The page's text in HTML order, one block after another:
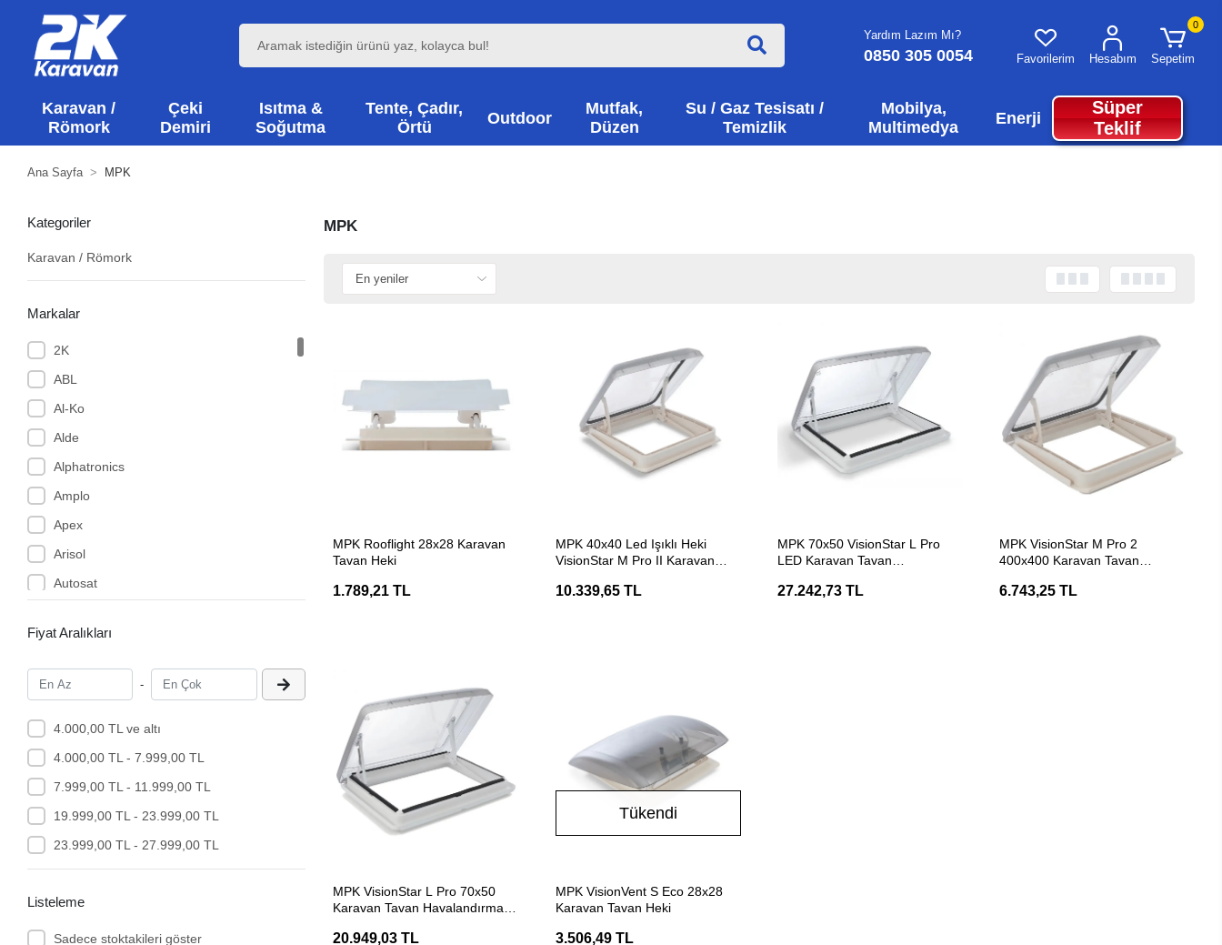
Yardım Lazım Mı?
0850 305 0054 Favorilerim Hesabım
0
Sepetim
Karavan /
Römork
Çeki
Demiri
Isıtma &
Soğutma
Tente, Çadır,
Örtü
Outdoor
Mutfak,
Düzen
Su / Gaz Tesisatı /
Temizlik
Mobilya,
Multimedya
Enerji
Süper
Teklif
Ana Sayfa MPK
Kategoriler
Karavan / Römork
Markalar
2K
ABL
Al-Ko
Alde
Alphatronics
Amplo
Apex
Arisol
Autosat
Axen
AYGAZ
B-Fresh
Babarvy
Badé
Baldacci
Barwig
Benteler
Berhimi
Berliner
Bio
Fiyat Aralıkları
-
4.000,00 TL ve altı
4.000,00 TL - 7.999,00 TL
7.999,00 TL - 11.999,00 TL
19.999,00 TL - 23.999,00 TL
23.999,00 TL - 27.999,00 TL
Listeleme
Sadece stoktakileri göster
MPK
MPK Rooflight 28x28 Karavan
Tavan Heki
1.789,21 TL
MPK 40x40 Led Işıklı Heki
VisionStar M Pro II Karavan
10.339,65 TL
MPK 70x50 VisionStar L Pro
LED Karavan Tavan
27.242,73 TL
MPK VisionStar M Pro 2
400x400 Karavan Tavan
6.743,25 TL
MPK VisionStar L Pro 70x50
Karavan Tavan Havalandırma
20.949,03 TL
Tükendi
MPK VisionVent S Eco 28x28
Karavan Tavan Heki
3.506,49 TL